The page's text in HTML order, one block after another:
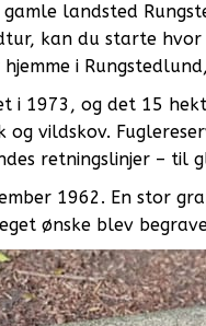
landsted
kan du starte
i
i 1973, og det 15
vildskov.
retningslinjer – til
1962. En stor
ønske blev